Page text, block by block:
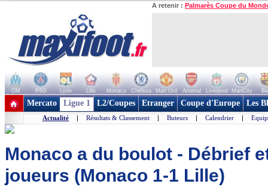
A retenir : Palmarès Coupe du
OM PSG Lyon Lille Monaco Chelsea Man Utd Arsenal Liverpool ManCity
+ de clubs
Mercato Ligue 1 L2/Coupes Etranger Coupe d'Europe Les
Actualité | Résultats & Classement | Buteurs | Calendrier |
Monaco a du boulot - Débrief
joueurs (Monaco 1-1 Lille)